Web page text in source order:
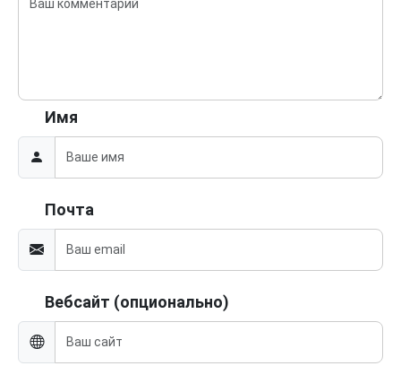
Имя
Почта
Вебсайт (опционально)